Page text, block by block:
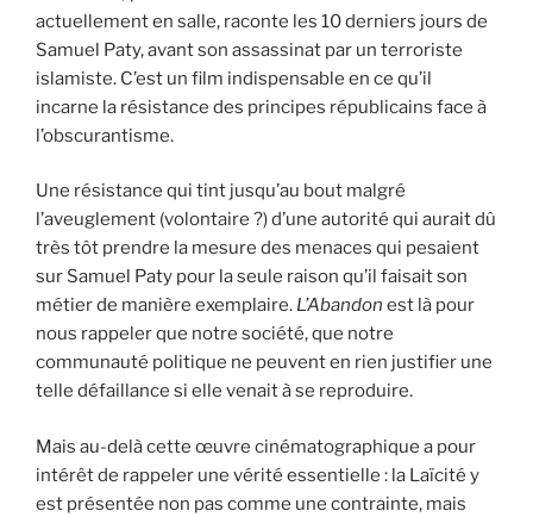
actuellement en salle, raconte les 10 derniers jours de
Samuel Paty, avant son assassinat par un terroriste
islamiste. C’est un film indispensable en ce qu’il
incarne la résistance des principes républicains face à
l’obscurantisme.
Une résistance qui tint jusqu’au bout malgré
l’aveuglement (volontaire ?) d’une autorité qui aurait dû
très tôt prendre la mesure des menaces qui pesaient
sur Samuel Paty pour la seule raison qu’il faisait son
métier de manière exemplaire. L’Abandon est là pour
nous rappeler que notre société, que notre
communauté politique ne peuvent en rien justifier une
telle défaillance si elle venait à se reproduire.
Mais au-delà cette œuvre cinématographique a pour
intérêt de rappeler une vérité essentielle : la Laïcité y
est présentée non pas comme une contrainte, mais